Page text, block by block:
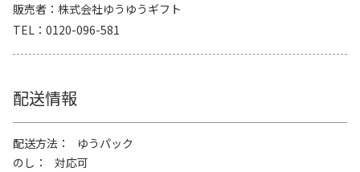
販売者
株式会社ゆうゆうギフト
TEL
0120-096-581
配送情報
配送方法
ゆうパック
のし
対応可